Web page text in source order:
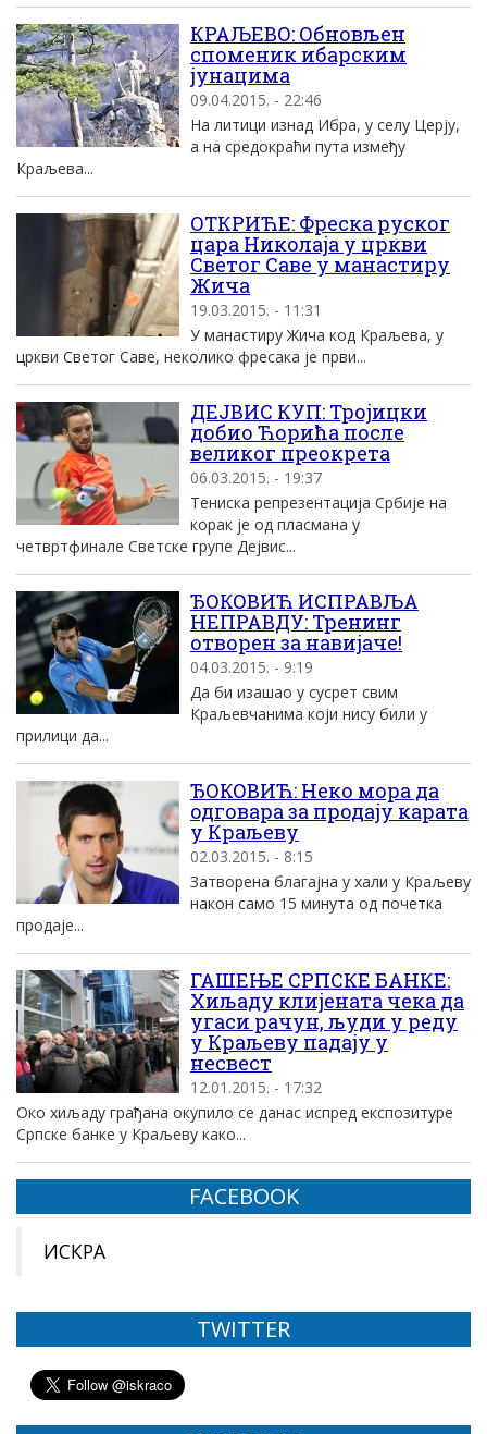
КРАЉЕВО: Обновљен
споменик ибарским
јунацима
09.04.2015. - 22:46
На литици изнад Ибра, у селу Церју,
а на средокраћи пута између
Краљева...
ОТКРИЋЕ: Фреска руског
цара Николаја у цркви
Светог Саве у манастиру
Жича
19.03.2015. - 11:31
У манастиру Жича код Краљева, у
цркви Светог Саве, неколико фресака је први...
ДЕЈВИС КУП: Тројицки
добио Ћорића после
великог преокрета
06.03.2015. - 19:37
Тениска репрезентација Србије на
корак је од пласмана у
четвртфинале Светске групе Дејвис...
ЂОКОВИЋ ИСПРАВЉА
НЕПРАВДУ: Тренинг
отворен за навијаче!
04.03.2015. - 9:19
Да би изашао у сусрет свим
Краљевчанима који нису били у
прилици да...
ЂОКОВИЋ: Неко мора да
одговара за продају карата
у Краљеву
02.03.2015. - 8:15
Затворена благајна у хали у Краљеву
након само 15 минута од почетка
продаје...
ГАШЕЊЕ СРПСКЕ БАНКЕ:
Хиљаду клијената чека да
угаси рачун, људи у реду
у Краљеву падају у
несвест
12.01.2015. - 17:32
Око хиљаду грађана окупило се данас испред експозитуре
Српске банке у Краљеву како...
FACEBOOK
ИСКРА
TWITTER